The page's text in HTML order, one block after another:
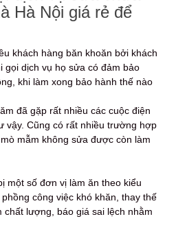
Hà Nội giá rẻ để
khách hàng băn khoăn bởi khách
gọi dịch vụ họ sửa có đảm bảo
khi làm xong bảo hành thế nào
đã gặp rất nhiều các cuộc điện
vậy. Cũng có rất nhiều trường hợp
mẫm không sửa được còn làm
một số đơn vị làm ăn theo kiểu
công việc khó khăn, thay thế
lượng, báo giá sai lệch nhằm